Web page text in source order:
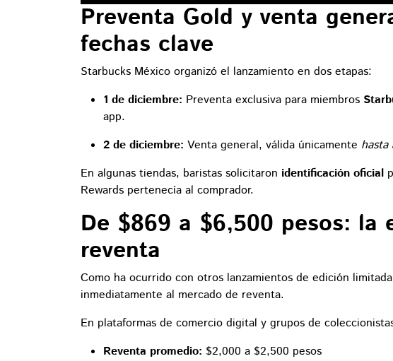
Preventa Gold y venta
fechas clave
Starbucks México organizó el lanzamiento en dos etapas:
1 de diciembre: Preventa exclusiva para miembros
app.
2 de diciembre: Venta general, válida únicamente hasta
En algunas tiendas, baristas solicitaron identificación oficial
Rewards pertenecía al comprador.
De $869 a $6,500 pesos: la
reventa
Como ha ocurrido con otros lanzamientos de edición
inmediatamente al mercado de reventa.
En plataformas de comercio digital y grupos de
Reventa promedio: $2,000 a $2,500 pesos